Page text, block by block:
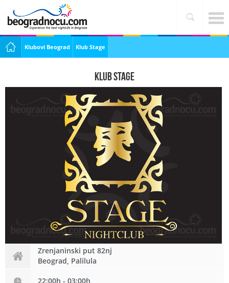
Klubovi Beograd Klub Stage
Klub Stage
Zrenjaninski put 82nj
Beograd, Palilula
22:00h - 03:00h